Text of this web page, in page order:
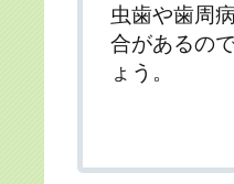
虫歯や歯周
合があるの
ょう。